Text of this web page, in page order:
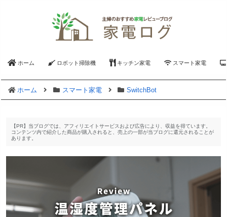
ホーム ロボット掃除機 キッチン家電 スマート家電
ホーム スマート家電 SwitchBot
【PR】当ブログでは、アフィリエイトサービスおよび広告により、収益を得ています。
コンテンツ内で紹介した商品が購入されると、売上の一部が当ブログに還元されることが
あります。